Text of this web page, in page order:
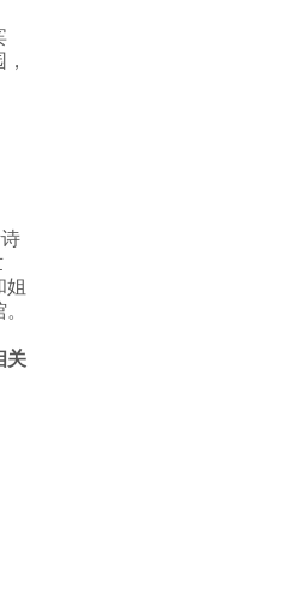
姐
关